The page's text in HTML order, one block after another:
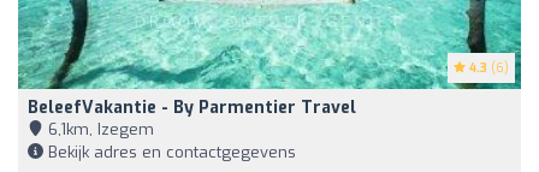
4.3 (6)
BeleefVakantie - By Parmentier Travel
6,1km, Izegem
Bekijk adres en contactgegevens